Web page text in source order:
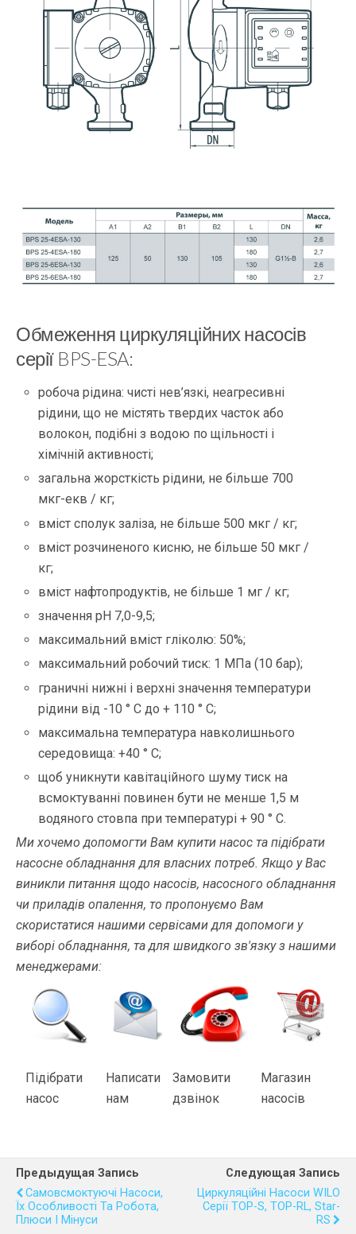
Обмеження циркуляційних насосів
серії BPS-ESA:
робоча рідина: чисті нев’язкі, неагресивні
рідини, що не містять твердих часток або
волокон, подібні з водою по щільності і
хімічній активності;
загальна жорсткість рідини, не більше 700
мкг-екв / кг;
вміст сполук заліза, не більше 500 мкг / кг;
вміст розчиненого кисню, не більше 50 мкг /
кг;
вміст нафтопродуктів, не більше 1 мг / кг;
значення рН 7,0-9,5;
максимальний вміст гліколю: 50%;
максимальний робочий тиск: 1 МПа (10 бар);
граничні нижні і верхні значення температури
рідини від -10 ° С до + 110 ° С;
максимальна температура навколишнього
середовища: +40 ° С;
щоб уникнути кавітаційного шуму тиск на
всмоктуванні повинен бути не менше 1,5 м
водяного стовпа при температурі + 90 ° С.
Ми хочемо допомогти Вам купити насос та підібрати
насосне обладнання для власних потреб. Якщо у Вас
виникли питання щодо насосів, насосного обладнання
чи приладів опалення, то пропонуємо Вам
скористатися нашими сервісами для допомоги у
виборі обладнання, та для швидкого зв'язку з нашими
менеджерами:
Підібрати
насос
Написати
нам
Замовити
дзвінок
Магазин
насосів
Предыдущая Запись
Самовсмоктуючі Насоси,
Їх Особливості Та Робота,
Плюси І Мінуси
Следующая Запись
Циркуляційні Насоси WILO
Серії TOP-S, TOP-RL, Star-
RS